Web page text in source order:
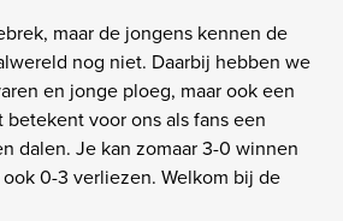
maar de jongens kennen de
nog niet. Daarbij hebben we
en jonge ploeg, maar ook een
betekent voor ons als fans een
dalen. Je kan zomaar 3-0 winnen
0-3 verliezen. Welkom bij de